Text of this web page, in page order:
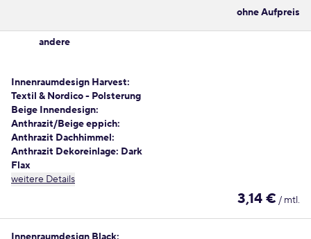
ohne Aufpreis
andere
Innenraumdesign Harvest:
Textil & Nordico - Polsterung
Beige Innendesign:
Anthrazit/Beige eppich:
Anthrazit Dachhimmel:
Anthrazit Dekoreinlage: Dark
Flax
weitere Details
3,14 € / mtl.